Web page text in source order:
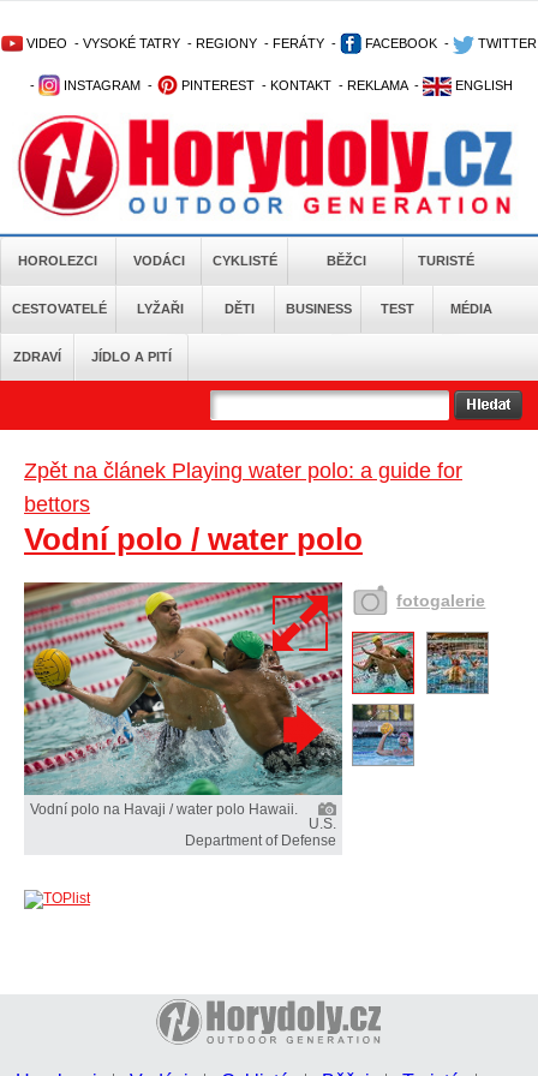
VIDEO - VYSOKÉ TATRY - REGIONY - FERÁTY - FACEBOOK - TWITTER
- INSTAGRAM - PINTEREST - KONTAKT - REKLAMA - ENGLISH
HOROLEZCI VODÁCI CYKLISTÉ BĚŽCI TURISTÉ
CESTOVATELÉ LYŽAŘI DĚTI BUSINESS TEST MÉDIA
ZDRAVÍ JÍDLO A PITÍ
Zpět na článek Playing water polo: a guide for
bettors
Vodní polo / water polo
Vodní polo na Havaji / water polo Hawaii.
U.S.
Department of Defense
fotogalerie